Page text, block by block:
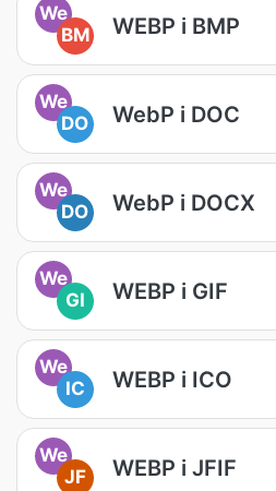
We
BM
WEBP i BMP
We
DO
WebP i DOC
We
DO
WebP i DOCX
We
GI
WEBP i GIF
We
IC
WEBP i ICO
We
JF
WEBP i JFIF